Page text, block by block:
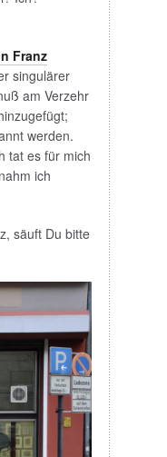
Franz
singulärer
am Verzehr
werden.
es für mich
ich
säuft Du bitte